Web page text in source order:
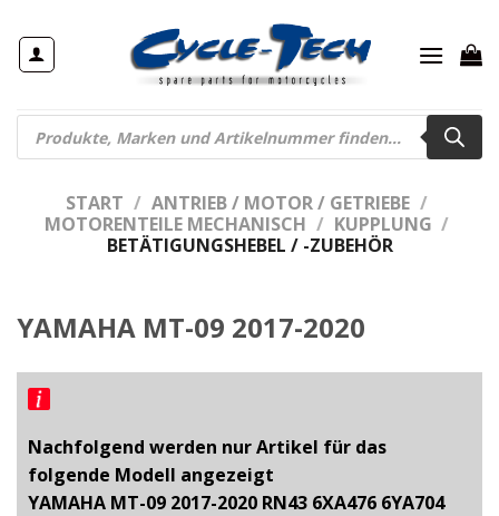
Inhalt
springen
Products
search
START / ANTRIEB / MOTOR / GETRIEBE /
MOTORENTEILE MECHANISCH / KUPPLUNG /
BETÄTIGUNGSHEBEL / -ZUBEHÖR
YAMAHA MT-09 2017-2020
Nachfolgend werden nur Artikel für das
folgende Modell angezeigt
YAMAHA MT-09 2017-2020 RN43 6XA476 6YA704